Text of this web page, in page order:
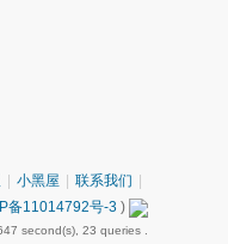
| 小黑屋 | 联系我们 |
备11014792号-3 )
second(s), 23 queries .